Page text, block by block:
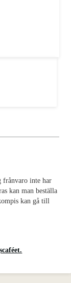
frånvaro inte har
kan man beställa
kan gå till